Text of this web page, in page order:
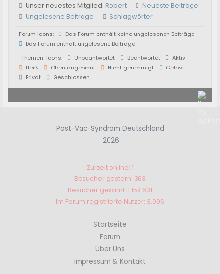
Unser neuestes Mitglied: Robert
Neueste Beiträge
Ungelesene Beiträge
Schlagwörter
Forum Icons:
Das Forum enthält keine ungelesenen Beiträge
Das Forum enthält ungelesene Beiträge
Themen-Icons:
Unbeantwortet Beantwortet
Aktiv
Heiß
Oben angepinnt Nicht genehmigt
Gelöst
Privat
Geschlossen
Post-Vac-Syndrom Deutschland
2026
Zurzeit online: 1
Besucher gestern: 363
Besucher gesamt: 1.159.631
Im Forum registrierte Nutzer: 3.096
Startseite
Forum
Über Uns
Impressum & Kontakt